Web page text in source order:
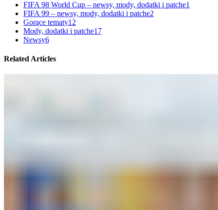
FIFA 98 World Cup – newsy, mody, dodatki i patche1
FIFA 99 – newsy, mody, dodatki i patche2
Gorące tematy12
Mody, dodatki i patche17
Newsy6
Related Articles